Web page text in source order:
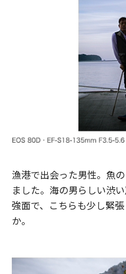
漁港で出会った男性。魚
ました。海の男らしい渋
強面で、こちらも少し緊
か。